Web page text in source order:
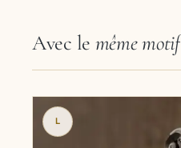
Avec le même motif
L